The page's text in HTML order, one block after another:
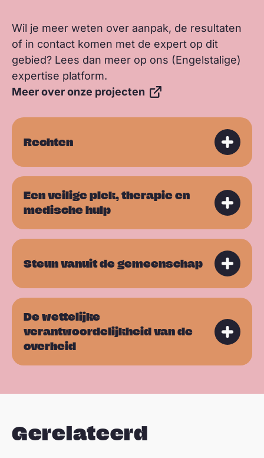
Wil je meer weten over aanpak, de resultaten
of in contact komen met de expert op dit
gebied? Lees dan meer op ons (Engelstalige)
expertise platform.
Meer over onze projecten
Rechten
Een veilige plek, therapie en
medische hulp
Steun vanuit de gemeenschap
De wettelijke
verantwoordelijkheid van de
overheid
Gerelateerd